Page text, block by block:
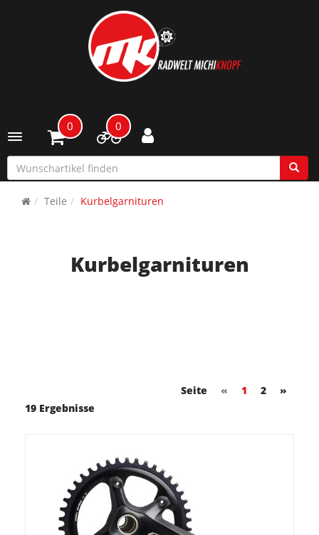
Toggle navigation
0 0
Teile Kurbelgarnituren
Kurbelgarnituren
Seite « 1 2
»
19 Ergebnisse